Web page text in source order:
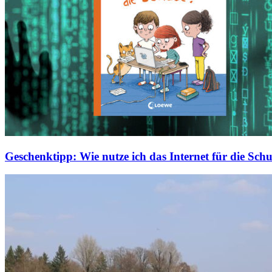
Geschenktipp: Wie nutze ich das Internet für die